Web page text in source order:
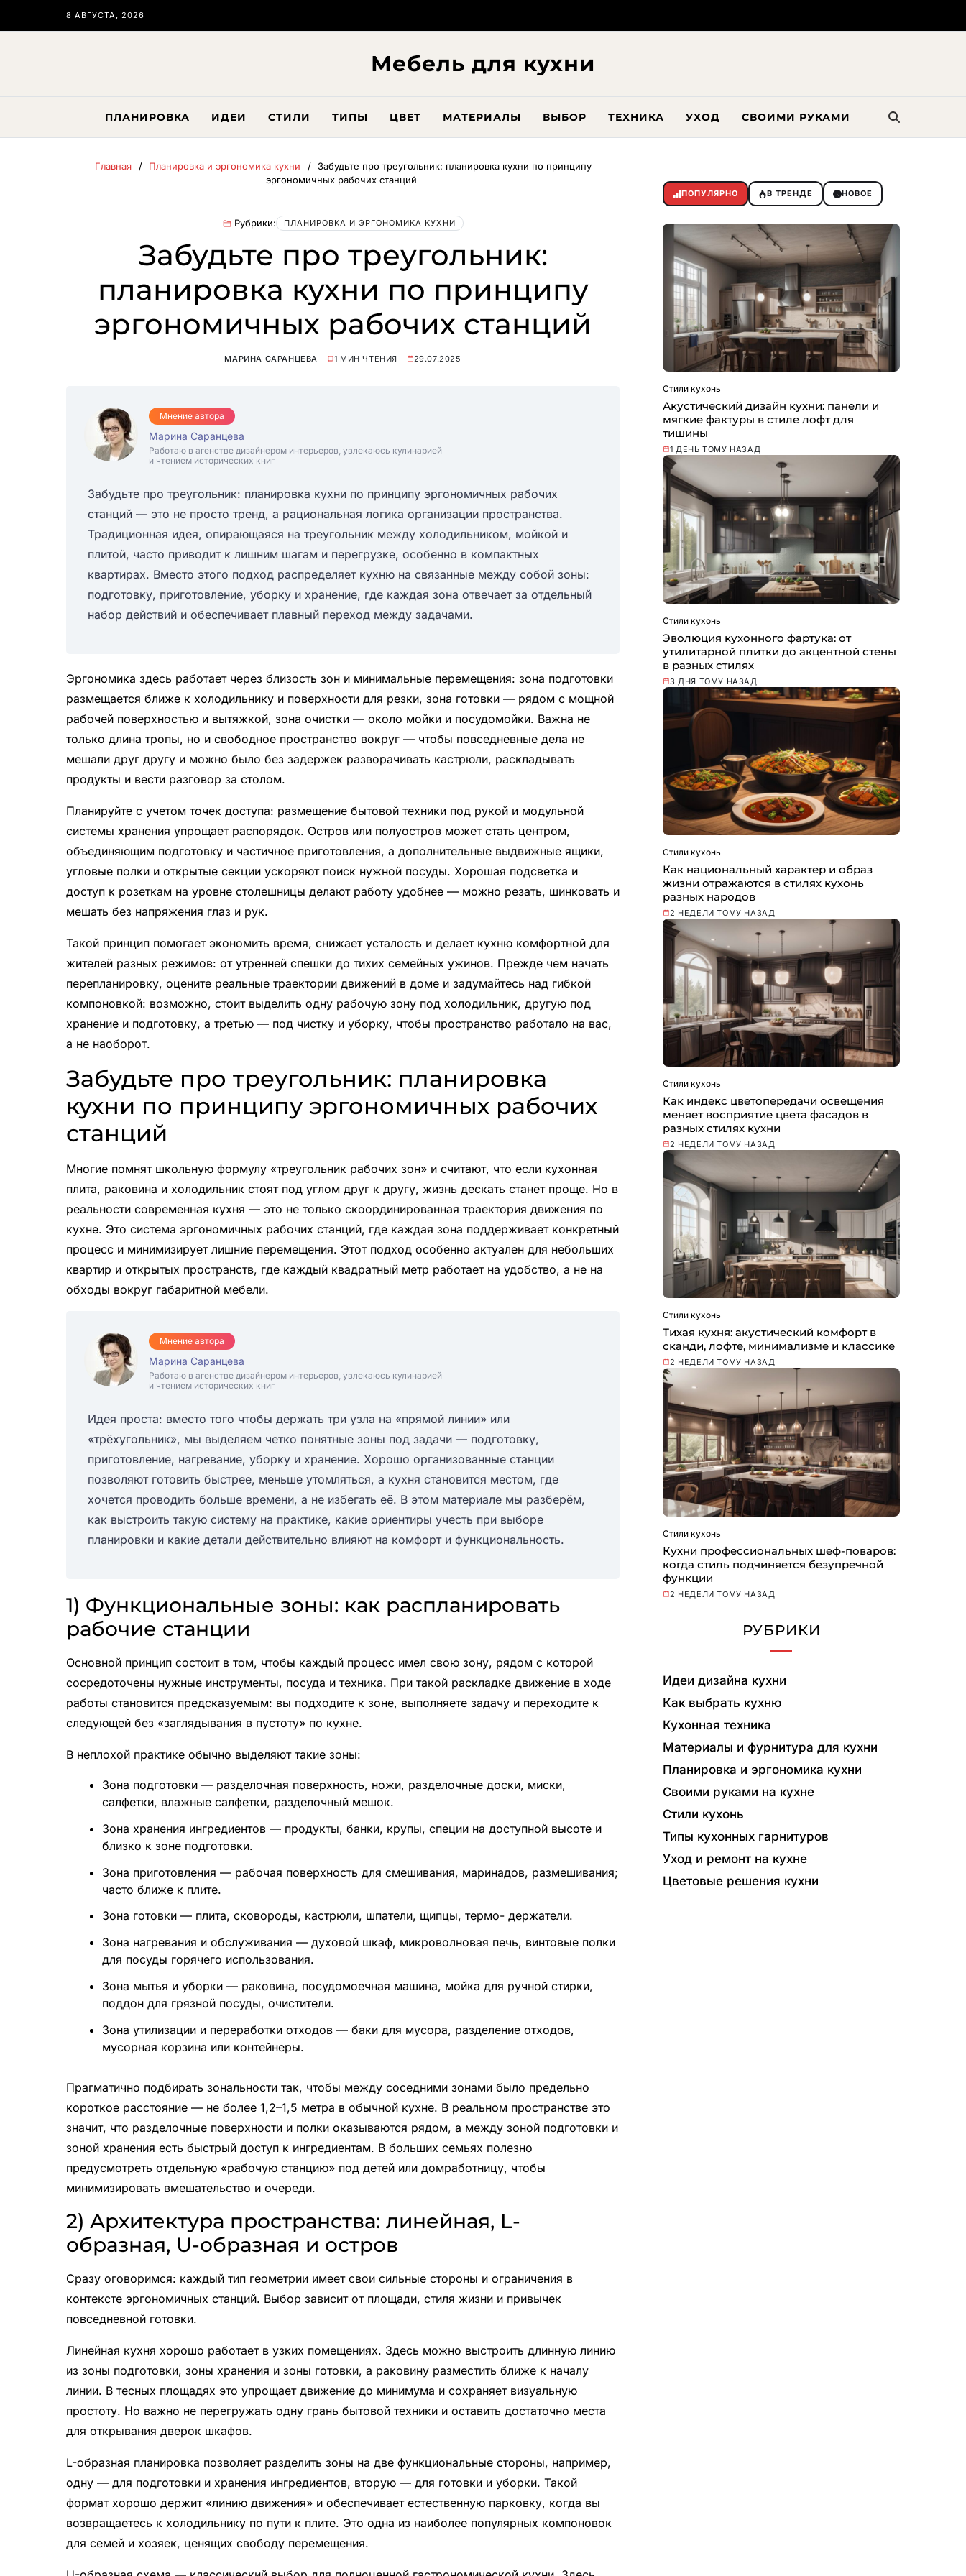
8 АВГУСТА, 2026
Мебель для кухни
ПЛАНИРОВКА ИДЕИ СТИЛИ ТИПЫ ЦВЕТ МАТЕРИАЛЫ ВЫБОР ТЕХНИКА УХОД СВОИМИ РУКАМИ
Главная Планировка и эргономика кухни
Забудьте про треугольник: планировка кухни по принципу
эргономичных рабочих станций
Рубрики: ПЛАНИРОВКА И ЭРГОНОМИКА КУХНИ
Забудьте про треугольник:
планировка кухни по принципу
эргономичных рабочих станций
МАРИНА САРАНЦЕВА 1 МИН ЧТЕНИЯ 29.07.2025
Мнение автора
Марина Саранцева
Работаю в агенстве дизайнером интерьеров, увлекаюсь кулинарией
и чтением исторических книг
Забудьте про треугольник: планировка кухни по принципу эргономичных рабочих
станций — это не просто тренд, а рациональная логика организации пространства.
Традиционная идея, опирающаяся на треугольник между холодильником, мойкой и
плитой, часто приводит к лишним шагам и перегрузке, особенно в компактных
квартирах. Вместо этого подход распределяет кухню на связанные между собой зоны:
подготовку, приготовление, уборку и хранение, где каждая зона отвечает за отдельный
набор действий и обеспечивает плавный переход между задачами.
Эргономика здесь работает через близость зон и минимальные перемещения: зона подготовки
размещается ближе к холодильнику и поверхности для резки, зона готовки — рядом с мощной
рабочей поверхностью и вытяжкой, зона очистки — около мойки и посудомойки. Важна не
только длина тропы, но и свободное пространство вокруг — чтобы повседневные дела не
мешали друг другу и можно было без задержек разворачивать кастрюли, раскладывать
продукты и вести разговор за столом.
Планируйте с учетом точек доступа: размещение бытовой техники под рукой и модульной
системы хранения упрощает распорядок. Остров или полуостров может стать центром,
объединяющим подготовку и частичное приготовления, а дополнительные выдвижные ящики,
угловые полки и открытые секции ускоряют поиск нужной посуды. Хорошая подсветка и
доступ к розеткам на уровне столешницы делают работу удобнее — можно резать, шинковать и
мешать без напряжения глаз и рук.
Такой принцип помогает экономить время, снижает усталость и делает кухню комфортной для
жителей разных режимов: от утренней спешки до тихих семейных ужинов. Прежде чем начать
перепланировку, оцените реальные траектории движений в доме и задумайтесь над гибкой
компоновкой: возможно, стоит выделить одну рабочую зону под холодильник, другую под
хранение и подготовку, а третью — под чистку и уборку, чтобы пространство работало на вас,
а не наоборот.
Забудьте про треугольник: планировка
кухни по принципу эргономичных рабочих
станций
Многие помнят школьную формулу «треугольник рабочих зон» и считают, что если кухонная
плита, раковина и холодильник стоят под углом друг к другу, жизнь дескать станет проще. Но в
реальности современная кухня — это не только скоординированная траектория движения по
кухне. Это система эргономичных рабочих станций, где каждая зона поддерживает конкретный
процесс и минимизирует лишние перемещения. Этот подход особенно актуален для небольших
квартир и открытых пространств, где каждый квадратный метр работает на удобство, а не на
обходы вокруг габаритной мебели.
Мнение автора
Марина Саранцева
Работаю в агенстве дизайнером интерьеров, увлекаюсь кулинарией
и чтением исторических книг
Идея проста: вместо того чтобы держать три узла на «прямой линии» или
«трёхугольник», мы выделяем четко понятные зоны под задачи — подготовку,
приготовление, нагревание, уборку и хранение. Хорошо организованные станции
позволяют готовить быстрее, меньше утомляться, а кухня становится местом, где
хочется проводить больше времени, а не избегать её. В этом материале мы разберём,
как выстроить такую систему на практике, какие ориентиpы учесть при выборе
планировки и какие детали действительно влияют на комфорт и функциональность.
1) Функциональные зоны: как распланировать
рабочие станции
Основной принцип состоит в том, чтобы каждый процесс имел свою зону, рядом с которой
сосредоточены нужные инструменты, посуда и техника. При такой раскладке движение в ходе
работы становится предсказуемым: вы подходите к зоне, выполняете задачу и переходите к
следующей без «заглядывания в пустоту» по кухне.
В неплохой практике обычно выделяют такие зоны:
Зона подготовки — разделочная поверхность, ножи, разделочные доски, миски,
салфетки, влажные салфетки, разделочный мешок.
Зона хранения ингредиентов — продукты, банки, крупы, специи на доступной высоте и
близко к зоне подготовки.
Зона приготовления — рабочая поверхность для смешивания, маринадов, размешивания;
часто ближе к плите.
Зона готовки — плита, сковороды, кастрюли, шпатели, щипцы, термо- держатели.
Зона нагревания и обслуживания — духовой шкаф, микроволновая печь, винтовые полки
для посуды горячего использования.
Зона мытья и уборки — раковина, посудомоечная машина, мойка для ручной стирки,
поддон для грязной посуды, очистители.
Зона утилизации и переработки отходов — баки для мусора, разделение отходов,
мусорная корзина или контейнеры.
Прагматично подбирать зональности так, чтобы между соседними зонами было предельно
короткое расстояние — не более 1,2–1,5 метра в обычной кухне. В реальном пространстве это
значит, что разделочные поверхности и полки оказываются рядом, а между зоной подготовки и
зоной хранения есть быстрый доступ к ингредиентам. В больших семьях полезно
предусмотреть отдельную «рабочую станцию» под детей или домработницу, чтобы
минимизировать вмешательство и очереди.
2) Архитектура пространства: линейная, L-
образная, U-образная и остров
Сразу оговоримся: каждый тип геометрии имеет свои сильные стороны и ограничения в
контексте эргономичных станций. Выбор зависит от площади, стиля жизни и привычек
повседневной готовки.
Линейная кухня хорошо работает в узких помещениях. Здесь можно выстроить длинную линию
из зоны подготовки, зоны хранения и зоны готовки, а раковину разместить ближе к началу
линии. В тесных площадях это упрощает движение до минимума и сохраняет визуальную
простоту. Но важно не перегружать одну грань бытовой техники и оставить достаточно места
для открывания дверок шкафов.
L-образная планировка позволяет разделить зоны на две функциональные стороны, например,
одну — для подготовки и хранения ингредиентов, вторую — для готовки и уборки. Такой
формат хорошо держит «линию движения» и обеспечивает естественную парковку, когда вы
возвращаетесь к холодильнику по пути к плите. Это одна из наиболее популярных компоновок
для семей и хозяек, ценящих свободу перемещения.
ПОПУЛЯРНО В ТРЕНДЕ НОВОЕ
Стили кухонь
Акустический дизайн кухни: панели и
мягкие фактуры в стиле лофт для
тишины
1 ДЕНЬ ТОМУ НАЗАД
Стили кухонь
Эволюция кухонного фартука: от
утилитарной плитки до акцентной стены
в разных стилях
3 ДНЯ ТОМУ НАЗАД
Стили кухонь
Как национальный характер и образ
жизни отражаются в стилях кухонь
разных народов
2 НЕДЕЛИ ТОМУ НАЗАД
Стили кухонь
Как индекс цветопередачи освещения
меняет восприятие цвета фасадов в
разных стилях кухни
2 НЕДЕЛИ ТОМУ НАЗАД
Стили кухонь
Тихая кухня: акустический комфорт в
сканди, лофте, минимализме и классике
2 НЕДЕЛИ ТОМУ НАЗАД
Стили кухонь
Кухни профессиональных шеф-поваров:
когда стиль подчиняется безупречной
функции
2 НЕДЕЛИ ТОМУ НАЗАД
РУБРИКИ
Идеи дизайна кухни
Как выбрать кухню
Кухонная техника
Материалы и фурнитура для кухни
Планировка и эргономика кухни
Своими руками на кухне
Стили кухонь
Типы кухонных гарнитуров
Уход и ремонт на кухне
Цветовые решения кухни